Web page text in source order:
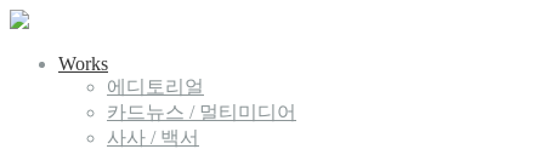
Works
에디토리얼
카드뉴스 / 멀티미디어
사사 / 백서